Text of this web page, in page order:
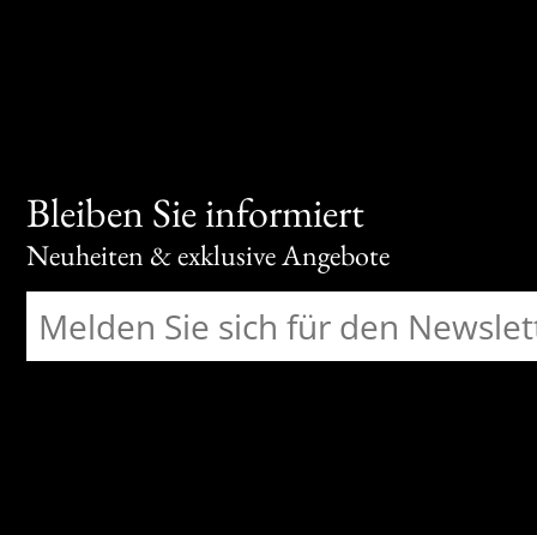
Bleiben Sie informiert
Neuheiten & exklusive Angebote